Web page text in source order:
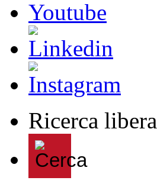
Ricerca libera